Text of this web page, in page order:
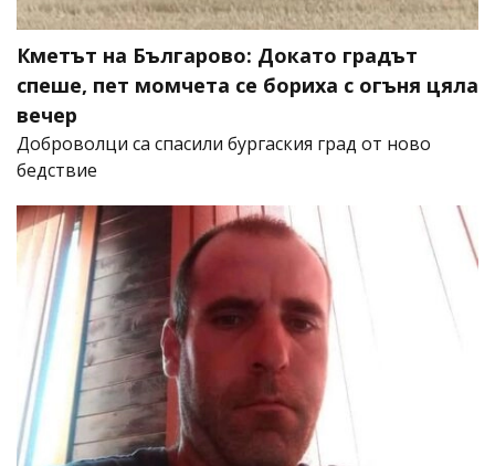
Кметът на Българово: Докато градът
спеше, пет момчета се бориха с огъня цяла
вечер
Доброволци са спасили бургаския град от ново
бедствие